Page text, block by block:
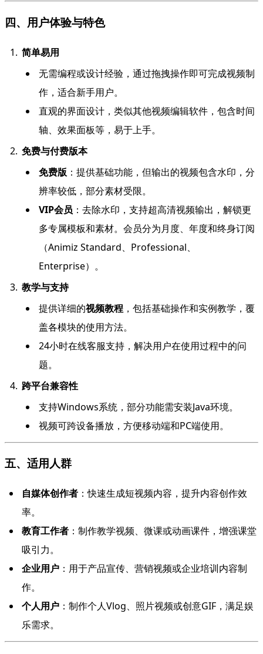
四、用户体验与特色
简单易用
无需编程或设计经验，通过拖拽操作即可完成视频制
作，适合新手用户。
直观的界面设计，类似其他视频编辑软件，包含时间
轴、效果面板等，易于上手。
免费与付费版本
免费版 ：提供基础功能，但输出的视频包含水印，分
辨率较低，部分素材受限。
VIP会员 ：去除水印，支持超高清视频输出，解锁更
多专属模板和素材。会员分为月度、年度和终身订阅
（Animiz Standard、Professional、
Enterprise）。
教学与支持
提供详细的视频教程，包括基础操作和实例教学，覆
盖各模块的使用方法。
24小时在线客服支持，解决用户在使用过程中的问
题。
跨平台兼容性
支持Windows系统，部分功能需安装Java环境。
视频可跨设备播放，方便移动端和PC端使用。
五、适用人群
自媒体创作者：快速生成短视频内容，提升内容创作效
率。
教育工作者：制作教学视频、微课或动画课件，增强课堂
吸引力。
企业用户：用于产品宣传、营销视频或企业培训内容制
作。
个人用户：制作个人Vlog、照片视频或创意GIF，满足娱
乐需求。